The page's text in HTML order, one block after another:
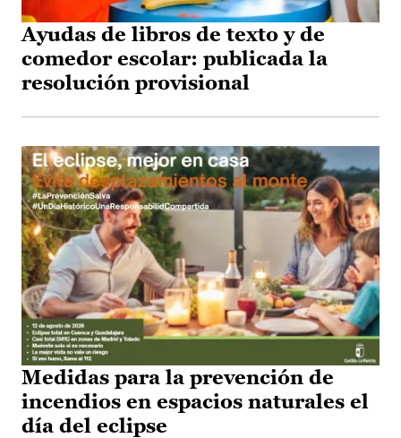
Ayudas de libros de texto y de
comedor escolar: publicada la
resolución provisional
Medidas para la prevención de
incendios en espacios naturales el
día del eclipse